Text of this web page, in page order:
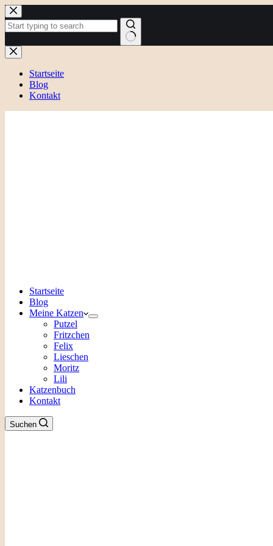
Zum
Inhalt
springen
Keine
Ergebnisse
Startseite
Blog
Kontakt
Startseite
Blog
Meine Katzen
Putzel
Fritzchen
Felix
Lieschen
Moritz
Lili
Katzenbuch
Kontakt
Suchen